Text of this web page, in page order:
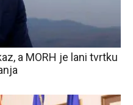
a MORH je lani tvrtku